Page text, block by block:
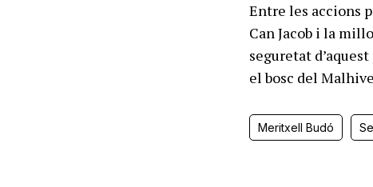
Entre les accions
Can Jacob i la
seguretat
el bosc del
Meritxell Budó